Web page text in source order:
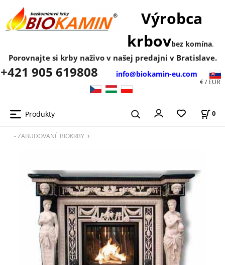
Výrobca
krbovbez komína.
Porovnajte si krby naživo v našej predajni v Bratislave.
+421 905 619808 info@biokamin-eu.com
Produkty 0
€ / EUR
- ZABUDOVANÉ BIOKRBY